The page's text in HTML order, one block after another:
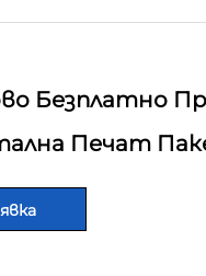
Безплатно
Печат